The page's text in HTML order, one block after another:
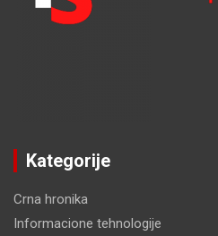
Kategorije
Crna hronika
Informacione tehnologije